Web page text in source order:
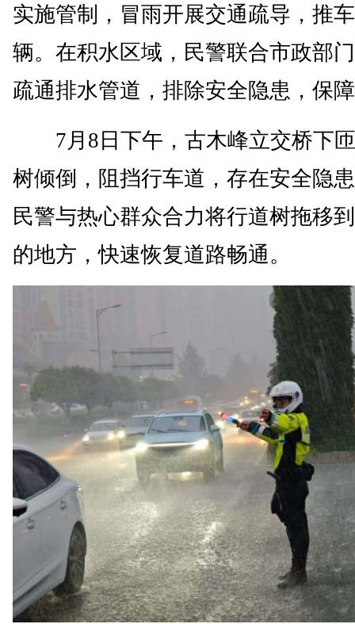
实施管制，冒雨开展交通疏导，推
辆。在积水区域，民警联合市政部
疏通排水管道，排除安全隐患，保
7月8日下午，古木峰立交桥下匝
树倾倒，阻挡行车道，存在安全隐
民警与热心群众合力将行道树拖移
的地方，快速恢复道路畅通。